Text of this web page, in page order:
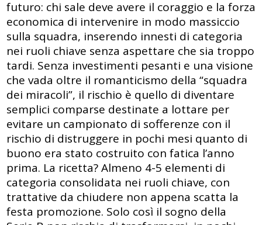
futuro: chi sale deve avere il coraggio e la forza
economica di intervenire in modo massiccio
sulla squadra, inserendo innesti di categoria
nei ruoli chiave senza aspettare che sia troppo
tardi. Senza investimenti pesanti e una visione
che vada oltre il romanticismo della “squadra
dei miracoli”, il rischio è quello di diventare
semplici comparse destinate a lottare per
evitare un campionato di sofferenze con il
rischio di distruggere in pochi mesi quanto di
buono era stato costruito con fatica l’anno
prima. La ricetta? Almeno 4-5 elementi di
categoria consolidata nei ruoli chiave, con
trattative da chiudere non appena scatta la
festa promozione. Solo così il sogno della